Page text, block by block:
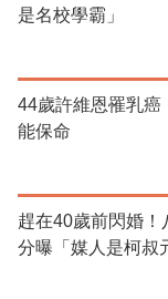
是名校學霸」
44歲許維恩罹乳癌
能保命
趕在40歲前閃婚
分曝「媒人是柯叔